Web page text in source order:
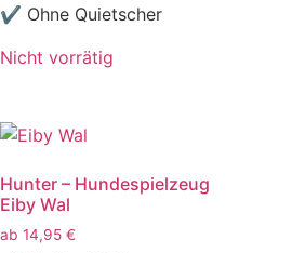
✔ Ohne Quietscher
Nicht vorrätig
Hunter – Hundespielzeug
Eiby Wal
ab 14,95 €